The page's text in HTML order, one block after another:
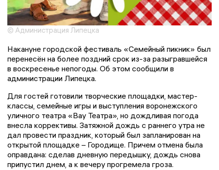
© Администрация Липецка
Накануне городской фестиваль «Семейный пикник» был
перенесён на более поздний срок из-за разыгравшейся
в воскресенье непогоды. Об этом сообщили в
администрации Липецка.
Для гостей готовили творческие площадки, мастер-
классы, семейные игры и выступления воронежского
уличного театра «Вау Театра», но дождливая погода
внесла коррективы. Затяжной дождь с раннего утра не
дал провести праздник, который был запланирован на
открытой площадке – Городище. Причем отмена была
оправдана: сделав дневную передышку, дождь снова
припустил днем, а к вечеру прогремела гроза.